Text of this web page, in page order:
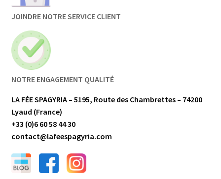
JOINDRE NOTRE SERVICE CLIENT
NOTRE ENGAGEMENT QUALITÉ
LA FÉE SPAGYRIA – 5195, Route des Chambrettes – 74200
Lyaud (France)
+33 (0)6 60 58 44 30
contact@lafeespagyria.com